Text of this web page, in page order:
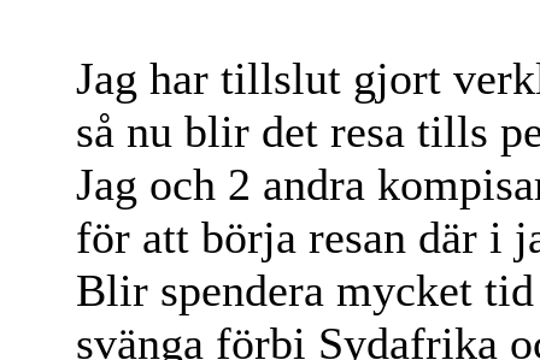
Jag har tillslut gjort
så nu blir det resa tills
Jag och 2 andra
för att börja resan där i
Blir spendera mycket
svänga förbi Sydafrika